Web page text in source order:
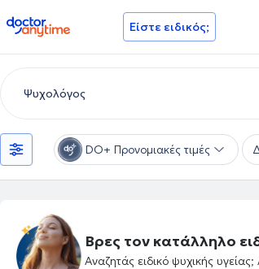
doctoranytime Είστε ειδικός;
DO+ Προνομιακές τιμές
Βρες τον κατάλληλο
Αναζητάς ειδικό ψυχικής